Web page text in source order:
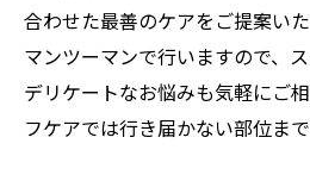
合わせた最善のケアをご提案い
マンツーマンで行いますので、
デリケートなお悩みも気軽にご
フケアでは行き届かない部位まで